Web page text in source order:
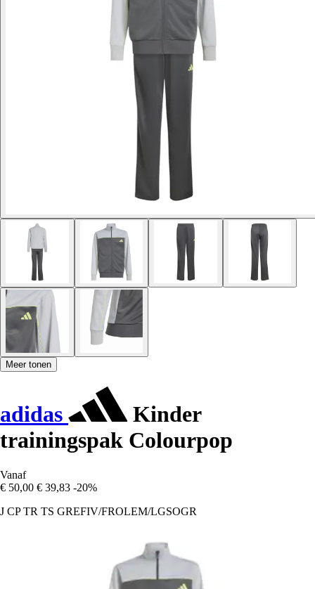
Meer tonen
adidas
Kinder
trainingspak Colourpop
Vanaf
€ 50,00 € 39,83 -20%
J CP TR TS GREFIV/FROLEM/LGSOGR